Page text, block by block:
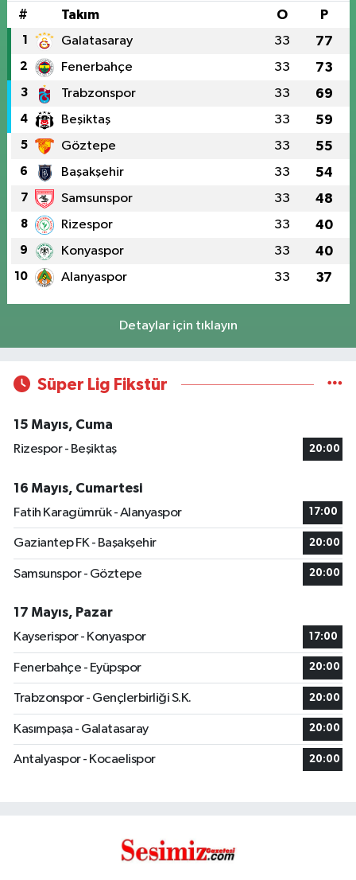
# Takım O P
1 Galatasaray 33 77
2 Fenerbahçe 33 73
3 Trabzonspor 33 69
4 Beşiktaş 33 59
5 Göztepe 33 55
6 Başakşehir 33 54
7 Samsunspor 33 48
8 Rizespor 33 40
9 Konyaspor 33 40
10 Alanyaspor 33 37
Detaylar için tıklayın
Süper Lig Fikstür
15 Mayıs, Cuma
Rizespor - Beşiktaş
20:00
16 Mayıs, Cumartesi
Fatih Karagümrük - Alanyaspor
17:00
Gaziantep FK - Başakşehir 20:00
Samsunspor - Göztepe 20:00
17 Mayıs, Pazar
Kayserispor - Konyaspor
17:00
Fenerbahçe - Eyüpspor 20:00
Trabzonspor - Gençlerbirliği S.K. 20:00
Kasımpaşa - Galatasaray 20:00
Antalyaspor - Kocaelispor 20:00